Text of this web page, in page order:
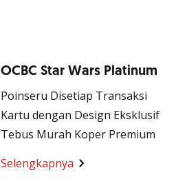
OCBC Star Wars Platinum
Poinseru Disetiap Transaksi
Kartu dengan Design Eksklusif
Tebus Murah Koper Premium
Selengkapnya